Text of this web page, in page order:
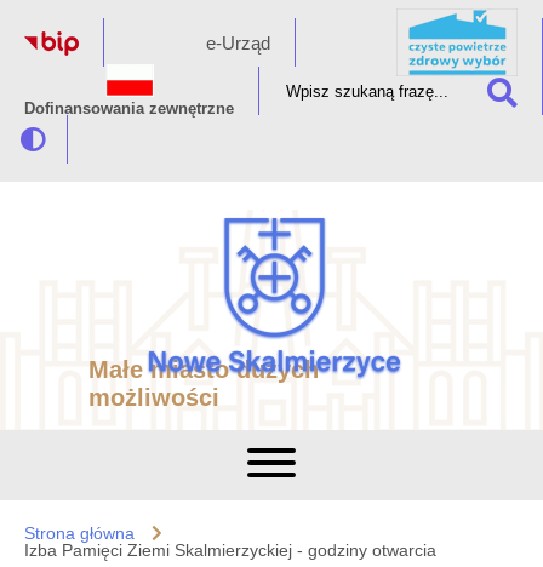
e-Urząd
Dofinansowania zewnętrzne
Małe miasto dużych
możliwości
Strona główna
Izba Pamięci Ziemi Skalmierzyckiej - godziny otwarcia